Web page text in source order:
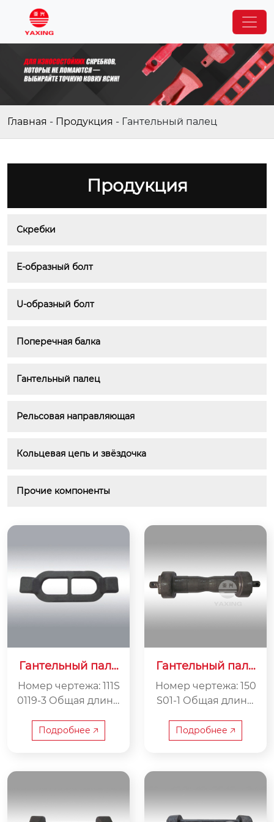
Главная - Продукция - Гантельный палец
Продукция
Скребки
E-образный болт
U-образный болт
Поперечная балка
Гантельный палец
Рельсовая направляющая
Кольцевая цепь и звёздочка
Прочие компоненты
Гантельный пале
Номер чертежа: 111S
0119-3 Общая длина:
ширина: 310 мм Вес:
13 кг
Подробнее 🡥
Гантельный пале
Номер чертежа: 150
S01-1 Общая длина:
ширина: 380 мм Ве
с: 19 кг
Подробнее 🡥